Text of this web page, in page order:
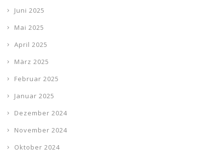
Juni 2025
Mai 2025
April 2025
März 2025
Februar 2025
Januar 2025
Dezember 2024
November 2024
Oktober 2024